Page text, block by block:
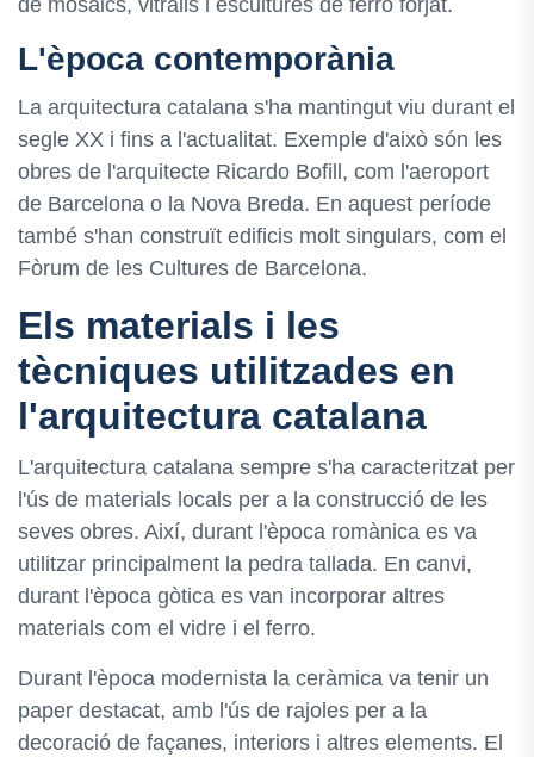
L'època contemporània
La arquitectura catalana s'ha mantingut viu durant el
segle XX i fins a l'actualitat. Exemple d'això són les
obres de l'arquitecte Ricardo Bofill, com l'aeroport
de Barcelona o la Nova Breda. En aquest període
també s'han construït edificis molt singulars, com el
Fòrum de les Cultures de Barcelona.
Els materials i les
tècniques utilitzades en
l'arquitectura catalana
L'arquitectura catalana sempre s'ha caracteritzat per
l'ús de materials locals per a la construcció de les
seves obres. Així, durant l'època romànica es va
utilitzar principalment la pedra tallada. En canvi,
durant l'època gòtica es van incorporar altres
materials com el vidre i el ferro.
Durant l'època modernista la ceràmica va tenir un
paper destacat, amb l'ús de rajoles per a la
decoració de façanes, interiors i altres elements. El